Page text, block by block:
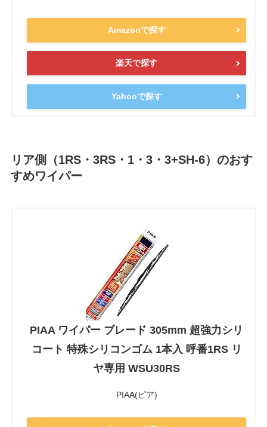
Amazonで探す
楽天で探す
Yahooで探す
リア側（1RS・3RS・1・3・3+SH-6）のおす
すめワイパー
PIAA ワイパー ブレード 305mm 超強力シリ
コート 特殊シリコンゴム 1本入 呼番1RS リ
ヤ専用 WSU30RS
PIAA(ピア)